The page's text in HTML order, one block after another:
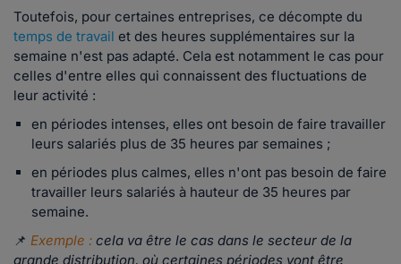
Toutefois, pour certaines entreprises, ce décompte du
temps de travail et des heures supplémentaires sur la
semaine n'est pas adapté. Cela est notamment le cas pour
celles d'entre elles qui connaissent des fluctuations de
leur activité :
en périodes intenses, elles ont besoin de faire travailler
leurs salariés plus de 35 heures par semaines ;
en périodes plus calmes, elles n'ont pas besoin de faire
travailler leurs salariés à hauteur de 35 heures par
semaine.
📌 Exemple : cela va être le cas dans le secteur de la
grande distribution, où certaines périodes vont être